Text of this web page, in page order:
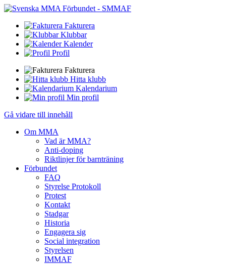
Fakturera
Klubbar
Kalender
Profil
Fakturera
Hitta klubb
Kalendarium
Min profil
Gå vidare till innehåll
Om MMA
Vad är MMA?
Anti-doping
Riktlinjer för barnträning
Förbundet
FAQ
Styrelse Protokoll
Protest
Kontakt
Stadgar
Historia
Engagera sig
Social integration
Styrelsen
IMMAF